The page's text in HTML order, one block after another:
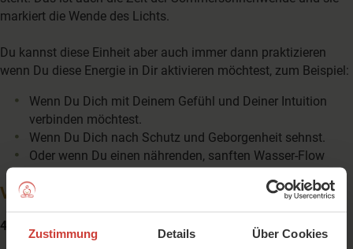
Zustimmung Details Über Cookies
markiert die Wende des Lichts.
Du kannst diese Einheit aber auch immer dann praktizieren
wenn Du diese Energie in Dir aktivieren möchtest, zum Beispiel:
Wenn Du Dich mit Deinem Gefühl und Deiner Intuition
verbinden möchtest.
Wenn Du Dich nach Schutz und Geborgenheit sehnst.
Oder wenn Du einen nährenden, sanften Wasser-Flow
Video: Krebs-Flow
42 Minuten, Schwitzfaktor: 60